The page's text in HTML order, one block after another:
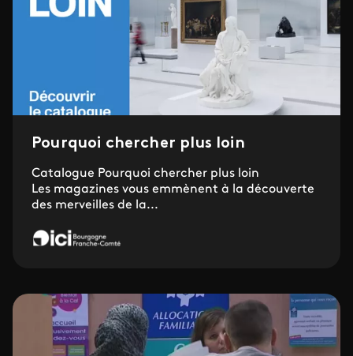
Pourquoi chercher plus loin
Catalogue Pourquoi chercher plus loin
Les magazines vous emmènent à la découverte
des merveilles de la...